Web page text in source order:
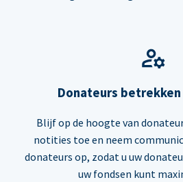
Donateurs
Blijf op de hoogte van
notities toe en neem
donateurs op, zodat u uw
uw fondsen kunt